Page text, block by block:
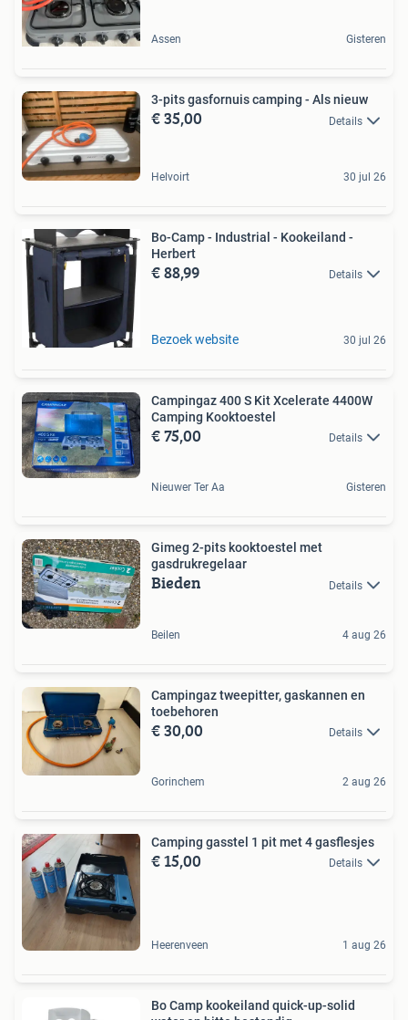
Assen Gisteren
3-pits gasfornuis camping - Als nieuw
€ 35,00 Details
Helvoirt 30 jul 26
Bo-Camp - Industrial - Kookeiland -
Herbert
€ 88,99 Details
Bezoek website 30 jul 26
Campingaz 400 S Kit Xcelerate 4400W
Camping Kooktoestel
€ 75,00 Details
Nieuwer Ter Aa Gisteren
Gimeg 2-pits kooktoestel met
gasdrukregelaar
Bieden Details
Beilen 4 aug 26
Campingaz tweepitter, gaskannen en
toebehoren
€ 30,00 Details
Gorinchem 2 aug 26
Camping gasstel 1 pit met 4 gasflesjes
€ 15,00 Details
Heerenveen 1 aug 26
Bo Camp kookeiland quick-up-solid